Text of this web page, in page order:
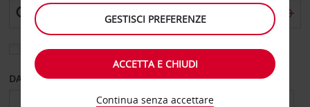
Scegli una località di riconsegna diversa
DAL GIORNO AL GIORNO
GESTISCI PREFERENZE
ACCETTA E CHIUDI
Continua senza accettare